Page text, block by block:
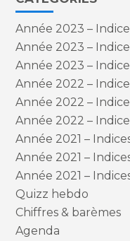
Année 2023 –
Année 2023 –
Année 2023 –
Année 2022 –
Année 2022 –
Année 2022 –
Année 2021 –
Année 2021 –
Année 2021 –
Quizz hebdo
Chiffres & barèmes
Agenda